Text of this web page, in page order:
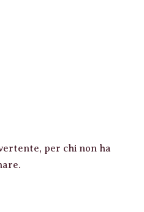
per chi non ha